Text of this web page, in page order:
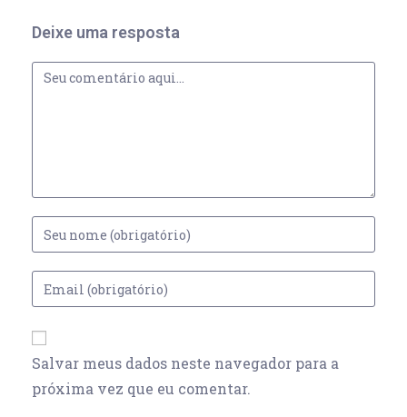
Deixe uma resposta
Salvar meus dados neste navegador para a
próxima vez que eu comentar.